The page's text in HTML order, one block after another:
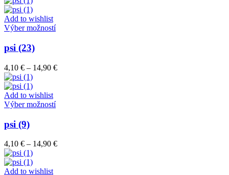
Add to wishlist
Výber možnostíTento
variantov.
Možnosti
vybrať
na
psi (23)
4,10 € – 14,90 €Price
Add to wishlist
Výber možnostíTento
variantov.
psi (9)
4,10 € – 14,90 €Price
Add to wishlist